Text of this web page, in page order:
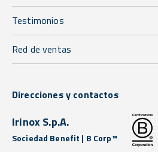
Testimonios
Red de ventas
Direcciones y contactos
Irinox S.p.A.
Sociedad Benefit | B Corp™